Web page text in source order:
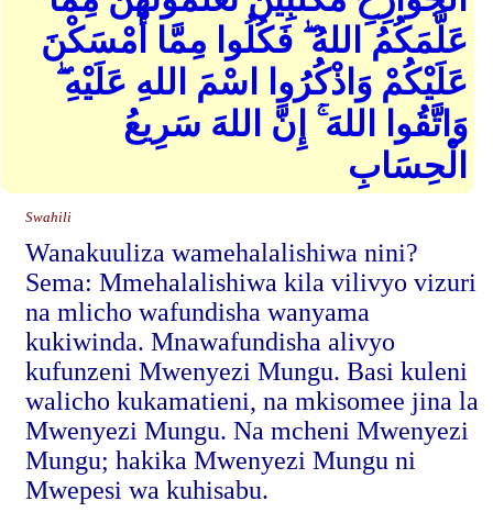
عَلَّمَكُمُ اللهُ ۖ فَكُلُوا مِمَّا أَمْسَكْنَ
عَلَيْكُمْ وَاذْكُرُوا اسْمَ اللهِ عَلَيْهِ ۖ
وَاتَّقُوا اللهَ ۚ إِنَّ اللهَ سَرِيعُ
الْحِسَابِ
Swahili
Wanakuuliza wamehalalishiwa nini?
Sema: Mmehalalishiwa kila vilivyo vizuri
na mlicho wafundisha wanyama
kukiwinda. Mnawafundisha alivyo
kufunzeni Mwenyezi Mungu. Basi kuleni
walicho kukamatieni, na mkisomee jina la
Mwenyezi Mungu. Na mcheni Mwenyezi
Mungu; hakika Mwenyezi Mungu ni
Mwepesi wa kuhisabu.